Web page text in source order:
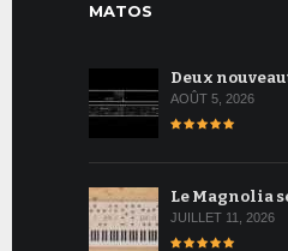
MATOS
Deux
AOÛT 5, 2026
Le Magnolia
JUILLET 11, 2026